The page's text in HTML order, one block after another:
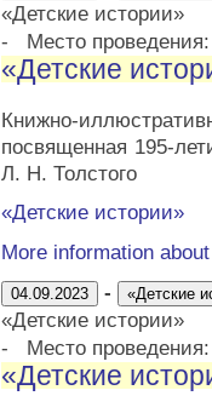
«Детские истории»
-
Место
«Детские
Книжно-
посвященная 195-
Л. Н. Толстого
«Детские истории»
More information
04.09.2023 - «Детские
«Детские истории»
-
Место
«Детские